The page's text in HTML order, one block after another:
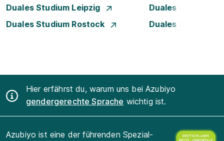
Duales Studium Leipzig
Duales Studium
Duales Studium Rostock
Duales Studium
Hier erfährst du, warum uns bei Azubiyo
gendergerechte Sprache wichtig ist.
Azubiyo ist eine der führenden Spezial-